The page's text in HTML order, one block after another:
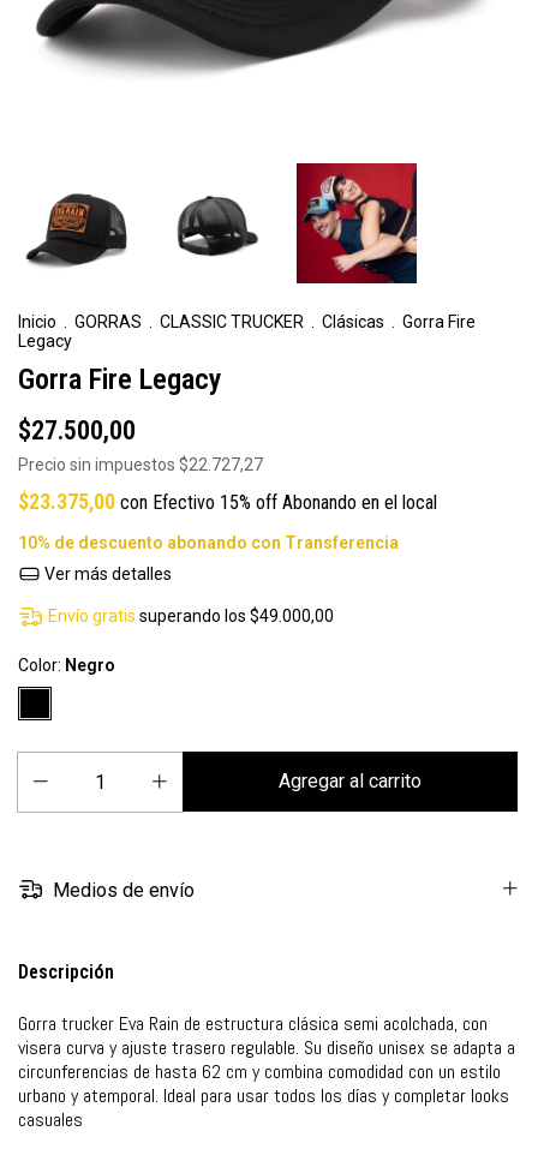
Inicio GORRAS CLASSIC TRUCKER Clásicas
Gorra Fire
Legacy
Gorra Fire Legacy
$27.500,00
Precio sin impuestos $22.727,27
$23.375,00 con Efectivo 15% off Abonando en el local
Ver más detalles
Envío gratis superando los$49.000,00
Color: Negro
Medios de envío
Descripción
Gorra trucker Eva Rain de estructura clásica semi acolchada, con
visera curva y ajuste trasero regulable. Su diseño unisex se adapta a
circunferencias de hasta 62 cm y combina comodidad con un estilo
urbano y atemporal. Ideal para usar todos los días y completar looks
casuales